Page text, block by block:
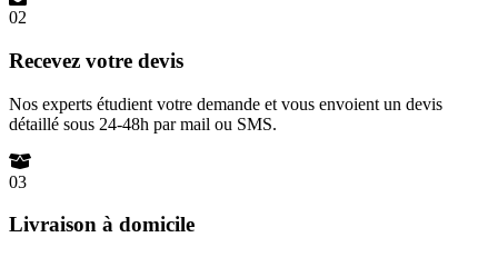
02
Recevez votre devis
Nos experts étudient votre demande et vous envoient un devis
détaillé sous 24-48h par mail ou SMS.
03
Livraison à domicile